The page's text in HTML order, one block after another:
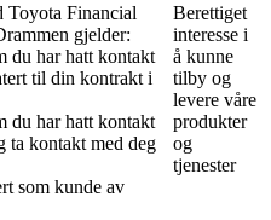
Toyota Financial
gjelder:
du har hatt kontakt
til din kontrakt i
du har hatt kontakt
ta kontakt med deg
som kunde av
Berettiget
interesse i
å kunne
tilby og
levere våre
produkter
og
tjenester